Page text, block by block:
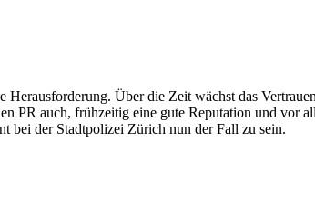
Über die Zeit wächst das
PR auch, frühzeitig eine gute Reputation und vor
bei der Stadtpolizei Zürich nun der Fall zu sein.